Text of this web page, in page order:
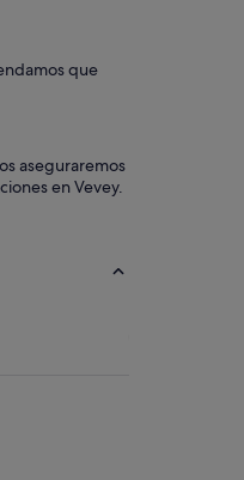
que
aseguraremos
en Vevey.